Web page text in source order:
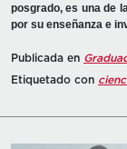
posgrado, es una de
por su enseñanza e
Publicada en
Etiquetado con